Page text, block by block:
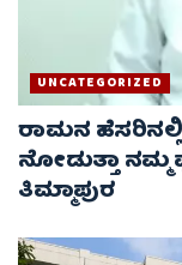
UNCATEGORIZED
ರಾಮನ
ನೋಡುತ್ತಾ ನಮ್ಮ
ತಿಮ್ಮಾಪುರ